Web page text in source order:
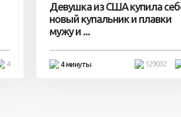
4
Девушка из США купила
новый купальник и плавки
мужу и ...
4 минуты 129032